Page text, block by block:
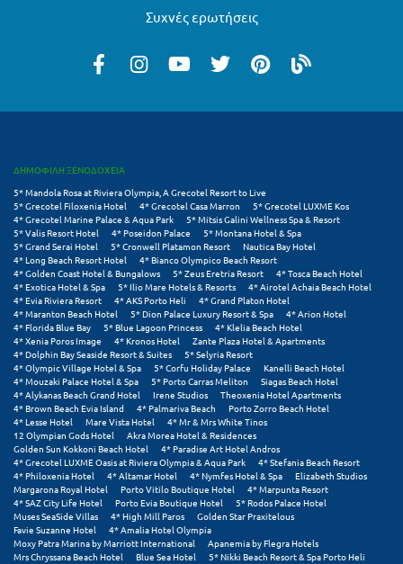
Ναυπακτία
Νέα Στύρα Εύβοιας
Νέοι Πόροι Πιερίας
Ξ
Ξυλόκαστρο
Ο
Ορεινή Αρκαδία
Ορεινή Ναυπακτία
Π
Πάλαιρος
Συχνές ερωτήσεις
ΔΗΜΟΦΙΛΗ ΞΕΝΟΔΟΧΕΙΑ
5* Mandola Rosa at Riviera Olympia, A Grecotel Resort to Live
5* Grecotel Filoxenia Hotel
4* Grecotel Casa Marron
5* Grecotel LUXME Kos
4* Grecotel Marine Palace & Aqua Park
5* Mitsis Galini Wellness Spa & Resort
5* Valis Resort Hotel
4* Poseidon Palace
5* Montana Hotel & Spa
5* Grand Serai Hotel
5* Cronwell Platamon Resort
Nautica Bay Hotel
4* Long Beach Resort Hotel
4* Bianco Olympico Beach Resort
4* Golden Coast Hotel & Bungalows
5* Zeus Eretria Resort
4* Tosca Beach Hotel
4* Exotica Hotel & Spa
5* Ilio Mare Hotels & Resorts
4* Airotel Achaia Beach Hotel
4* Evia Riviera Resort
4* AKS Porto Heli
4* Grand Platon Hotel
4* Maranton Beach Hotel
5* Dion Palace Luxury Resort & Spa
4* Arion Hotel
4* Florida Blue Bay
5* Blue Lagoon Princess
4* Klelia Beach Hotel
4* Xenia Poros Image
4* Kronos Hotel
Zante Plaza Hotel & Apartments
4* Dolphin Bay Seaside Resort & Suites
5* Selyria Resort
4* Olympic Village Hotel & Spa
5* Corfu Holiday Palace
Kanelli Beach Hotel
4* Mouzaki Palace Hotel & Spa
5* Porto Carras Meliton
Siagas Beach Hotel
4* Alykanas Beach Grand Hotel
Irene Studios
Theoxenia Hotel Apartments
4* Brown Beach Evia Island
4* Palmariva Beach
Porto Zorro Beach Hotel
4* Lesse Hotel
Mare Vista Hotel
4* Mr & Mrs White Tinos
12 Olympian Gods Hotel
Akra Morea Hotel & Residences
Golden Sun Kokkoni Beach Hotel
4* Paradise Art Hotel Andros
4* Grecotel LUXME Oasis at Riviera Olympia & Aqua Park
4* Stefania Beach Resort
4* Philoxenia Hotel
4* Altamar Hotel 4* Nymfes Hotel & Spa
Elizabeth Studios
Margarona Royal Hotel
Porto Vitilo Boutique Hotel
4* Marpunta Resort
4* SAZ City Life Hotel
Porto Evia Boutique Hotel
5* Rodos Palace Hotel
Muses SeaSide Villas
4* High Mill Paros
Golden Star Praxitelous
Favie Suzanne Hotel
4* Amalia Hotel Olympia
Moxy Patra Marina by Marriott International
Apanemia by Flegra Hotels
Mrs Chryssana Beach Hotel
Blue Sea Hotel
5* Nikki Beach Resort & Spa Porto Heli